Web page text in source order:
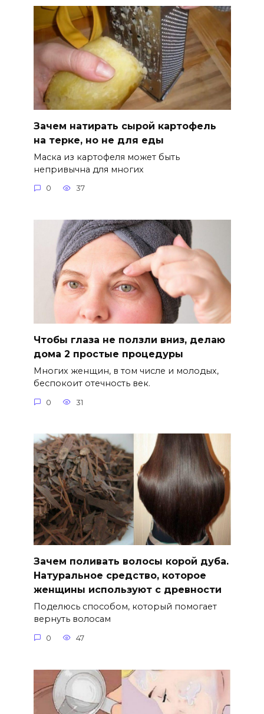
Зачем натирать сырой картофель
на терке, но не для еды
Маска из картофеля может быть
непривычна для многих
0 37
Чтобы глаза не ползли вниз, делаю
дома 2 простые процедуры
Многих женщин, в том числе и молодых,
беспокоит отечность век.
0 31
Зачем поливать волосы корой дуба.
Натуральное средство, которое
женщины используют с древности
Поделюсь способом, который помогает
вернуть волосам
0 47